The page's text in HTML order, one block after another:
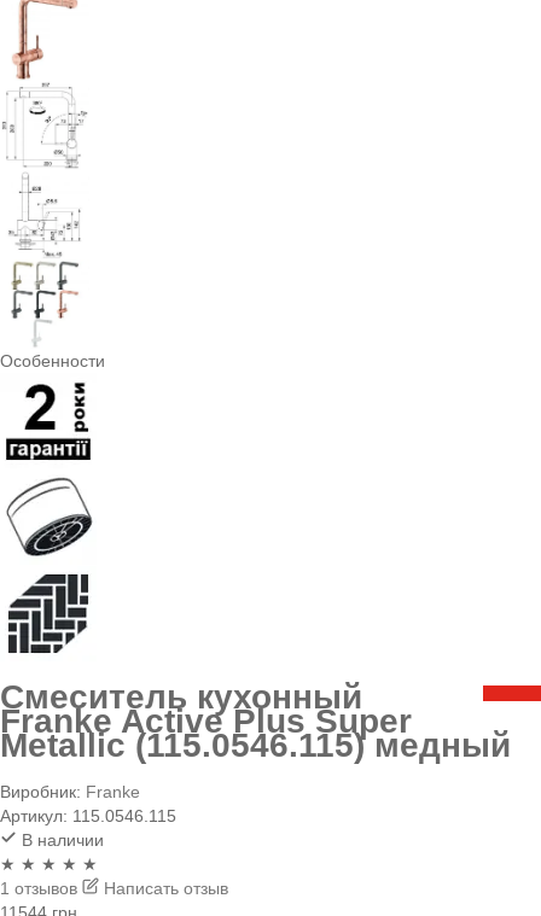
Особенности
Смеситель кухонный
Franke Active Plus Super
Metallic (115.0546.115) медный
Виробник: Franke
Артикул: 115.0546.115
В наличии
★ ★ ★ ★ ★
1 отзывов
Написать отзыв